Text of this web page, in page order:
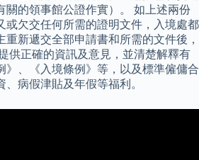
關的領事館公證作實）。 如上述兩份
或欠交任何所需的證明文件，入境處都
新遞交全部申請書和所需的文件後，
供正確的資訊及意見，並清楚解釋有
》、《入境條例》等，以及標準僱傭合
病假津貼及年假等福利。